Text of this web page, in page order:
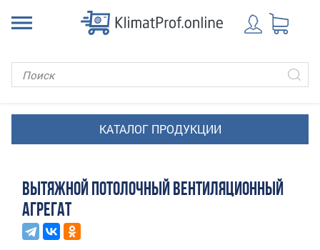
ВЫТЯЖНОЙ ПОТОЛОЧНЫЙ ВЕНТИЛЯЦИОННЫЙ
АГРЕГАТ